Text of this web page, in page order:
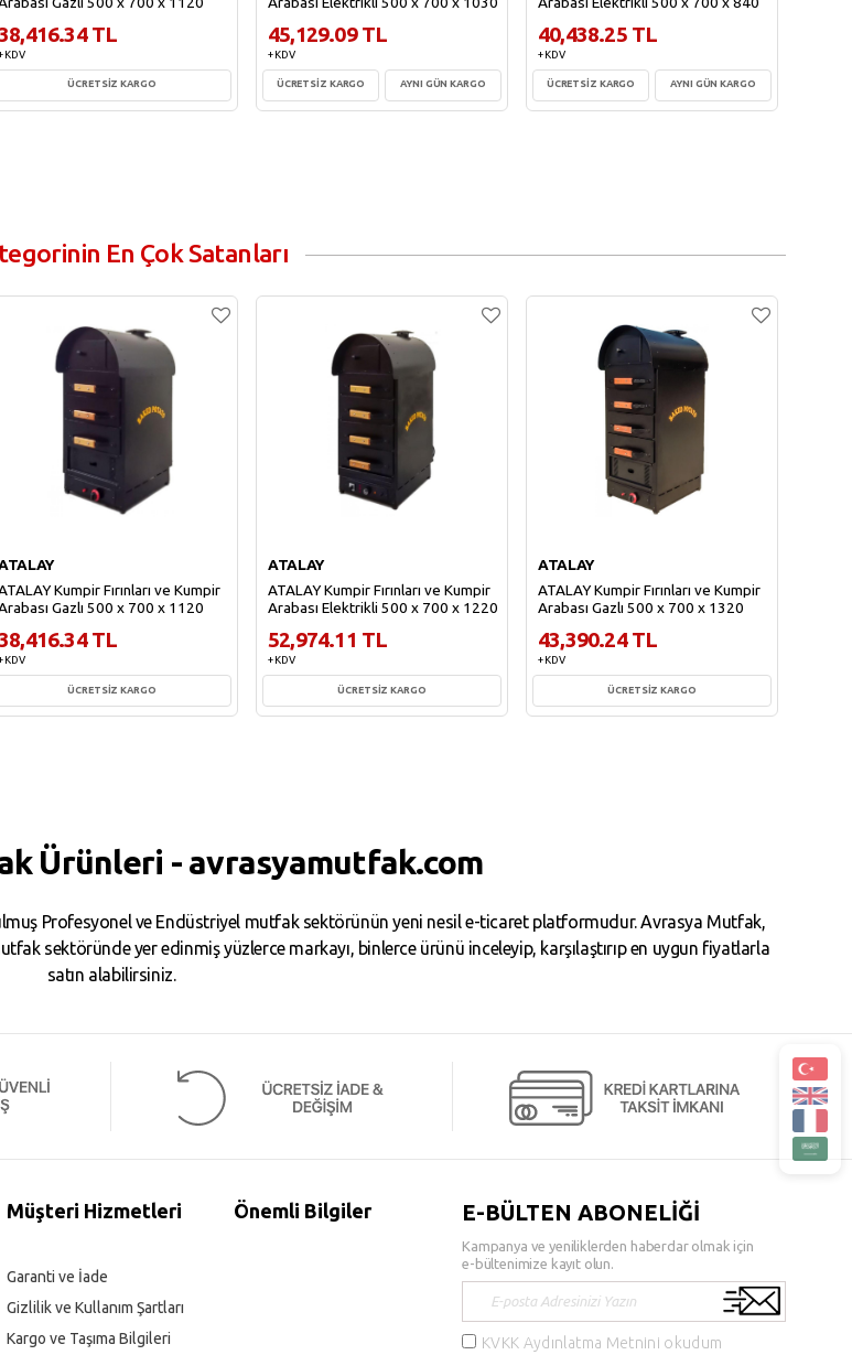
TL
KDV
ÜCRETSİZ KARGO
45,129.09 TL
+ KDV
ÜCRETSİZ KARGO AYNI GÜN KARGO
40,438.25 TL
+ KDV
ÜCRETSİZ KARGO AYNI GÜN KARGO
En Çok Satanları
Kumpir Fırınları ve Kumpir
Gazlı 500 x 700 x 1120
TL
KDV
ÜCRETSİZ KARGO
ATALAY
ATALAY Kumpir Fırınları ve Kumpir
Arabası Elektrikli 500 x 700 x 1220
52,974.11 TL
+ KDV
ÜCRETSİZ KARGO
ATALAY
ATALAY Kumpir Fırınları ve Kumpir
Arabası Gazlı 500 x 700 x 1320
43,390.24 TL
+ KDV
ÜCRETSİZ KARGO
Ürünleri - avrasyamutfak.com
Profesyonel ve Endüstriyel mutfak sektörünün yeni nesil e-ticaret platformudur. Avrasya Mutfak,
sektöründe yer edinmiş yüzlerce markayı, binlerce ürünü inceleyip, karşılaştırıp en uygun fiyatlarla
satın alabilirsiniz.
Müşteri Hizmetleri
Garanti ve İade
Gizlilik ve Kullanım Şartları
Kargo ve Taşıma Bilgileri
Önemli Bilgiler E-BÜLTEN ABONELİĞİ
Kampanya ve yeniliklerden haberdar olmak için
e-bültenimize kayıt olun.
KVKK Aydınlatma Metnini okudum